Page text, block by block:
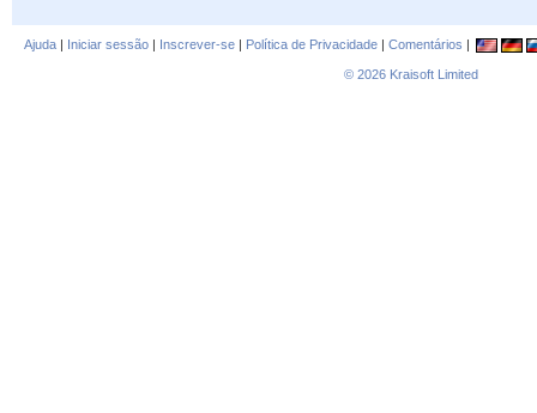
Ajuda | Iniciar sessão | Inscrever-se | Política de Privacidade | Comentários |
© 2026 Kraisoft Limited